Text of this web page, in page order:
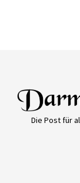
Die Post für